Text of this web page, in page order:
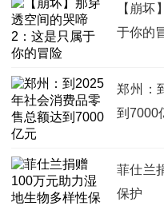
【崩坏
于你的
郑州：
到7000
菲仕兰
保护